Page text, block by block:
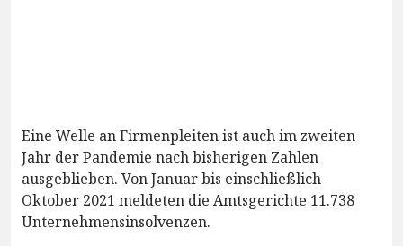
Eine Welle an Firmenpleiten ist auch im zweiten
Jahr der Pandemie nach bisherigen Zahlen
ausgeblieben. Von Januar bis einschließlich
Oktober 2021 meldeten die Amtsgerichte 11.738
Unternehmensinsolvenzen.